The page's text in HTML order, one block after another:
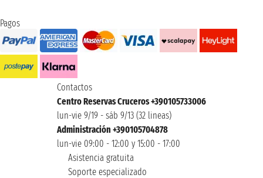
Pagos
Contactos
Centro Reservas Cruceros +390105733006
lun-vie 9/19 - sáb 9/13 (32 lineas)
Administración +390105704878
lun-vie 09:00 - 12:00 y 15:00 - 17:00
Asistencia gratuita
Soporte especializado